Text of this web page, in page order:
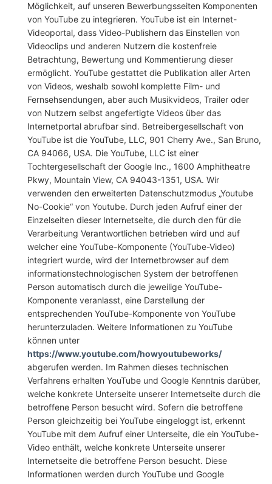
Möglichkeit, auf unseren Bewerbungsseiten Komponenten
von YouTube zu integrieren. YouTube ist ein Internet-
Videoportal, dass Video-Publishern das Einstellen von
Videoclips und anderen Nutzern die kostenfreie
Betrachtung, Bewertung und Kommentierung dieser
ermöglicht. YouTube gestattet die Publikation aller Arten
von Videos, weshalb sowohl komplette Film- und
Fernsehsendungen, aber auch Musikvideos, Trailer oder
von Nutzern selbst angefertigte Videos über das
Internetportal abrufbar sind. Betreibergesellschaft von
YouTube ist die YouTube, LLC, 901 Cherry Ave., San Bruno,
CA 94066, USA. Die YouTube, LLC ist einer
Tochtergesellschaft der Google Inc., 1600 Amphitheatre
Pkwy, Mountain View, CA 94043-1351, USA. Wir
verwenden den erweiterten Datenschutzmodus „Youtube
No-Cookie“ von Youtube. Durch jeden Aufruf einer der
Einzelseiten dieser Internetseite, die durch den für die
Verarbeitung Verantwortlichen betrieben wird und auf
welcher eine YouTube-Komponente (YouTube-Video)
integriert wurde, wird der Internetbrowser auf dem
informationstechnologischen System der betroffenen
Person automatisch durch die jeweilige YouTube-
Komponente veranlasst, eine Darstellung der
entsprechenden YouTube-Komponente von YouTube
herunterzuladen. Weitere Informationen zu YouTube
können unter
https://www.youtube.com/howyoutubeworks/
abgerufen werden. Im Rahmen dieses technischen
Verfahrens erhalten YouTube und Google Kenntnis darüber,
welche konkrete Unterseite unserer Internetseite durch die
betroffene Person besucht wird. Sofern die betroffene
Person gleichzeitig bei YouTube eingeloggt ist, erkennt
YouTube mit dem Aufruf einer Unterseite, die ein YouTube-
Video enthält, welche konkrete Unterseite unserer
Internetseite die betroffene Person besucht. Diese
Informationen werden durch YouTube und Google